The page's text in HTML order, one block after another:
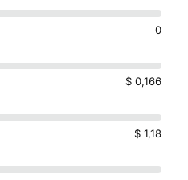
0
$ 0,166
$ 1,18